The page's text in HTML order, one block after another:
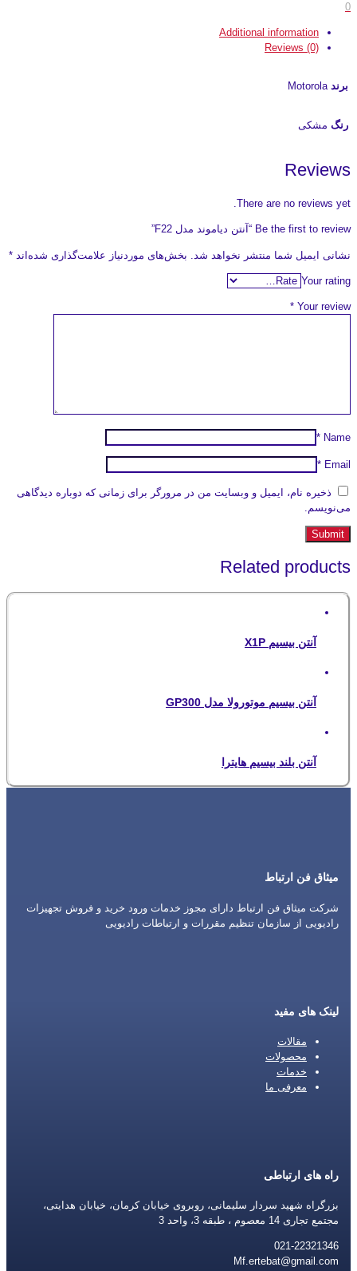
0
Additional information
Reviews (0)
برند Motorola
رنگ مشکی
Reviews
There are no reviews yet.
Be the first to review “آنتن دیاموند مدل F22”
نشانی ایمیل شما منتشر نخواهد شد. بخش‌های موردنیاز علامت‌گذاری شده‌اند *
Your rating
Your review
*
Name
*
Email
*
ذخیره نام، ایمیل و وبسایت من در مرورگر برای زمانی که دوباره دیدگاهی
می‌نویسم.
Related products
آنتن بیسیم X1P
آنتن بیسیم موتورولا مدل GP300
آنتن بلند بیسیم هایترا
میثاق فن ارتباط
شرکت میثاق فن ارتباط دارای مجوز خدمات ورود خرید و فروش تجهیزات
رادیویی از سازمان تنظیم مقررات و ارتباطات رادیویی
لینک های مفید
مقالات
محصولات
خدمات
معرفی ما
راه های ارتباطی
بزرگراه شهید سردار سلیمانی، روبروی خیابان کرمان، خیابان هدایتی،
مجتمع تجاری 14 معصوم ، طبقه 3، واحد 3
021-22321346
Mf.ertebat@gmail.com